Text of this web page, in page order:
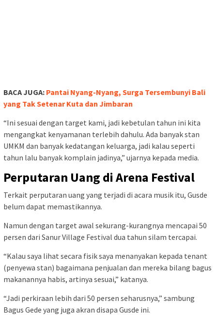
BACA JUGA: Pantai Nyang-Nyang, Surga Tersembunyi Bali
yang Tak Setenar Kuta dan Jimbaran
“Ini sesuai dengan target kami, jadi kebetulan tahun ini kita
mengangkat kenyamanan terlebih dahulu. Ada banyak stan
UMKM dan banyak kedatangan keluarga, jadi kalau seperti
tahun lalu banyak komplain jadinya,” ujarnya kepada media.
Perputaran Uang di Arena Festival
Terkait perputaran uang yang terjadi di acara musik itu, Gusde
belum dapat memastikannya.
Namun dengan target awal sekurang-kurangnya mencapai 50
persen dari Sanur Village Festival dua tahun silam tercapai.
“Kalau saya lihat secara fisik saya menanyakan kepada tenant
(penyewa stan) bagaimana penjualan dan mereka bilang bagus
makanannya habis, artinya sesuai,” katanya.
“Jadi perkiraan lebih dari 50 persen seharusnya,” sambung
Bagus Gede yang juga akran disapa Gusde ini.